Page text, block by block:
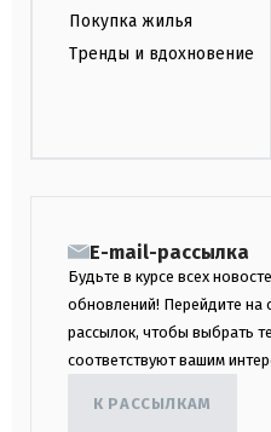
Покупка жилья
Тренды и вдохновение
E-mail-рассылка
Будьте в курсе всех
обновлений! Перейдите на
рассылок, чтобы выбрать
соответствуют вашим
К РАССЫЛКАМ